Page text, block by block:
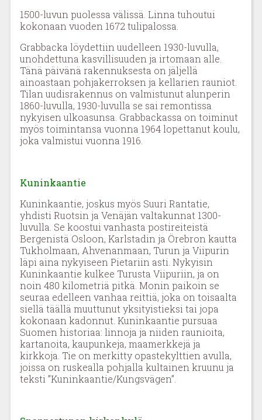
1500-luvun puolessa välissä. Linna tuhoutui
kokonaan vuoden 1672 tulipalossa.
Grabbacka löydettiin uudelleen 1930-luvulla,
unohdettuna kasvillisuuden ja irtomaan alle.
Tänä päivänä rakennuksesta on jäljellä
ainoastaan pohjakerroksen ja kellarien rauniot.
Tilan uudisrakennus on valmistunut alunperin
1860-luvulla, 1930-luvulla se sai remontissa
nykyisen ulkoasunsa. Grabbackassa on toiminut
myös toimintansa vuonna 1964 lopettanut koulu,
joka valmistui vuonna 1916.
Kuninkaantie
Kuninkaantie, joskus myös Suuri Rantatie,
yhdisti Ruotsin ja Venäjän valtakunnat 1300-
luvulla. Se koostui vanhasta postireiteistä
Bergenistä Osloon, Karlstadin ja Örebron kautta
Tukholmaan, Ahvenanmaan, Turun ja Viipurin
läpi aina nykyiseen Pietariin asti. Nykyisin
Kuninkaantie kulkee Turusta Viipuriin, ja on
noin 480 kilometriä pitkä. Monin paikoin se
seuraa edelleen vanhaa reittiä, joka on toisaalta
siellä täällä muuttunut yksityistieksi tai jopa
kokonaan kadonnut. Kuninkaantie pursuaa
Suomen historiaa: linnoja ja niiden raunioita,
kartanoita, kaupunkeja, maamerkkejä ja
kirkkoja. Tie on merkitty opastekylttien avulla,
joissa on ruskealla pohjalla kultainen kruunu ja
teksti ”Kuninkaantie/Kungsvägen”.